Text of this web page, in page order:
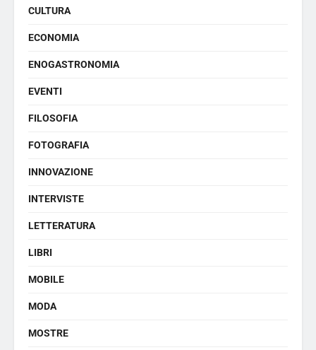
CULTURA
ECONOMIA
ENOGASTRONOMIA
EVENTI
FILOSOFIA
FOTOGRAFIA
INNOVAZIONE
INTERVISTE
LETTERATURA
LIBRI
MOBILE
MODA
MOSTRE